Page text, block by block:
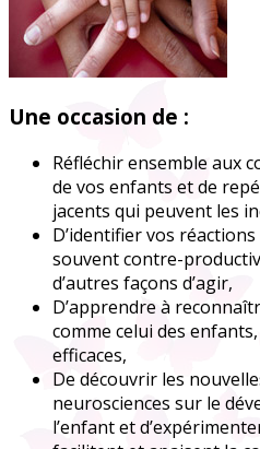
Une occasion de :
Réfléchir ensemble aux
de vos enfants et de
jacents qui peuvent les
D’identifier vos
souvent contre-
d’autres façons d’agir,
D’apprendre à
comme celui des
efficaces,
De découvrir les
neurosciences sur le
l’enfant et